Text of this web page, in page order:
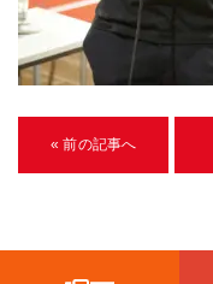
ブログ
アクセスマップ
企業向け
《3DGS》
« 前の記事へ